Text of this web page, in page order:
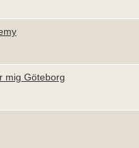
mig Göteborg